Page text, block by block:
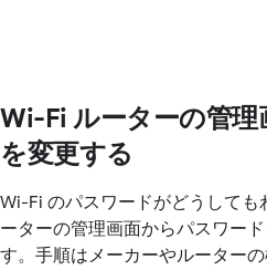
Wi-Fi ルーターの管理
を変更する
Wi-Fi のパスワードがどうして
ーターの管理画面からパスワー
す。手順はメーカーやルーター